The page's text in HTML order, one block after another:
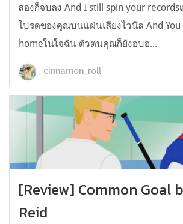
สองก็จบลง And I still spin your
โปรดของคุณบนแผ่นเสียงไวนิล And You
homeในใจฉัน ตัวตนคุณก็ยังอบอ...
cinnamon_roll
[Review] Common Goal
Reid